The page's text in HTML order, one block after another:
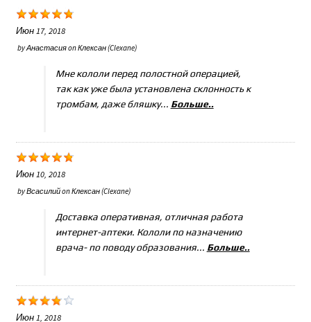
Июн 17, 2018
byАнастасияonКлексан (Clexane)
Мне кололи перед полостной операцией,
так как уже была установлена склонность к
тромбам, даже бляшку... Больше..
Июн 10, 2018
byВсасилийonКлексан (Clexane)
Доставка оперативная, отличная работа
интернет-аптеки. Кололи по назначению
врача- по поводу образования... Больше..
Июн 1, 2018